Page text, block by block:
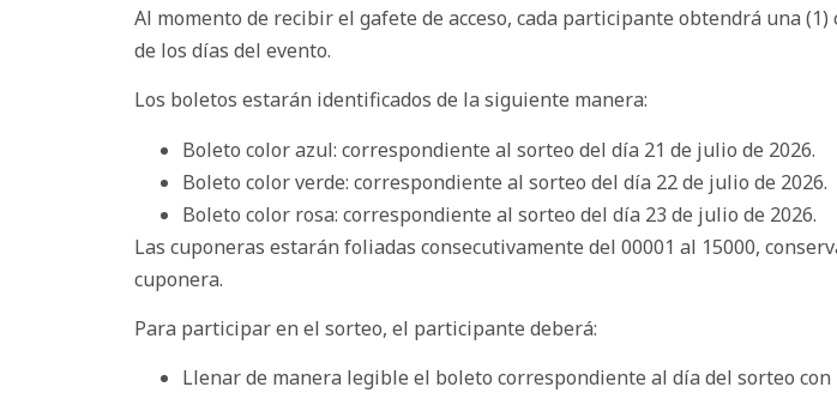
Al momento de recibir el gafete de acceso, cada participante obtendrá una
de los días del evento.
Los boletos estarán identificados de la siguiente manera:
Boleto color azul: correspondiente al sorteo del día 21 de julio de 2026.
Boleto color verde: correspondiente al sorteo del día 22 de julio de 2026.
Boleto color rosa: correspondiente al sorteo del día 23 de julio de 2026.
Las cuponeras estarán foliadas consecutivamente del 00001 al 15000,
cuponera.
Para participar en el sorteo, el participante deberá:
Llenar de manera legible el boleto correspondiente al día del sorteo